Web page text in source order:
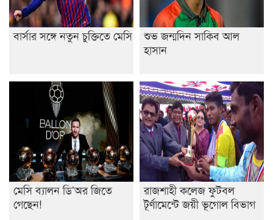
বার্সার সঙ্গে নতুন চুক্তিতে মেসি
শুভ জন্মদিন সাকিব আল
হাসান
মেসি ব্যালন ডি’অর জিতে
গেছেন!
রাজশাহী কলেজ ফুটবল
টূর্ণামেন্টে জয়ী ভূগোল বিভাগ